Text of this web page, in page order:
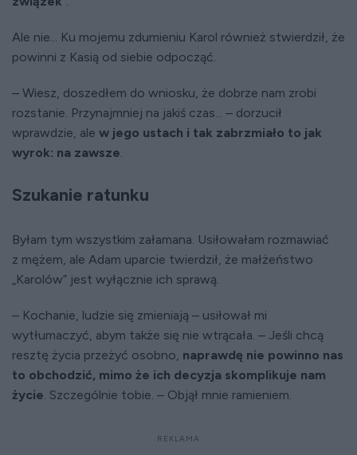
Ale nie... Ku mojemu zdumieniu Karol również stwierdził, że
powinni z Kasią od siebie odpocząć.
– Wiesz, doszedłem do wniosku, że dobrze nam zrobi
rozstanie. Przynajmniej na jakiś czas... – dorzucił
wprawdzie, ale w jego ustach i tak zabrzmiało to jak
wyrok: na zawsze.
Szukanie ratunku
Byłam tym wszystkim załamana. Usiłowałam rozmawiać
z mężem, ale Adam uparcie twierdził, że małżeństwo
„Karolów” jest wyłącznie ich sprawą.
– Kochanie, ludzie się zmieniają – usiłował mi
wytłumaczyć, abym także się nie wtrącała. – Jeśli chcą
resztę życia przeżyć osobno, naprawdę nie powinno nas
to obchodzić, mimo że ich decyzja skomplikuje nam
życie. Szczególnie tobie. – Objął mnie ramieniem.